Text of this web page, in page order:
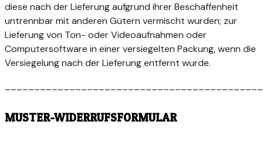
diese nach der Lieferung aufgrund ihrer Beschaffenheit
untrennbar mit anderen Gütern vermischt wurden; zur
Lieferung von Ton- oder Videoaufnahmen oder
Computersoftware in einer versiegelten Packung, wenn die
Versiegelung nach der Lieferung entfernt wurde.
MUSTER-WIDERRUFSFORMULAR